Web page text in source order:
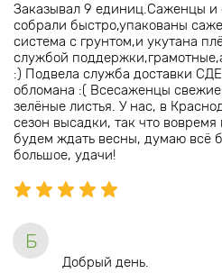
Заказывал 9 единиц.Саженцы и
собрали быстро,упакованы
система с грунтом,и укутана
службой
:) Подвела служба доставки
обломана :( Всесаженцы
зелёные листья. У нас, в
сезон высадки, так что
будем ждать весны, думаю всё
большое, удачи!
Б
Добрый день.